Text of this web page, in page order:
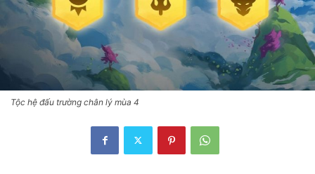
Tộc hệ đấu trường chân lý mùa 4